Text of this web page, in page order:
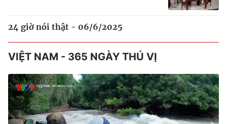
24 giờ nói thật - 06/6/2025
VIỆT NAM - 365 NGÀY THÚ VỊ